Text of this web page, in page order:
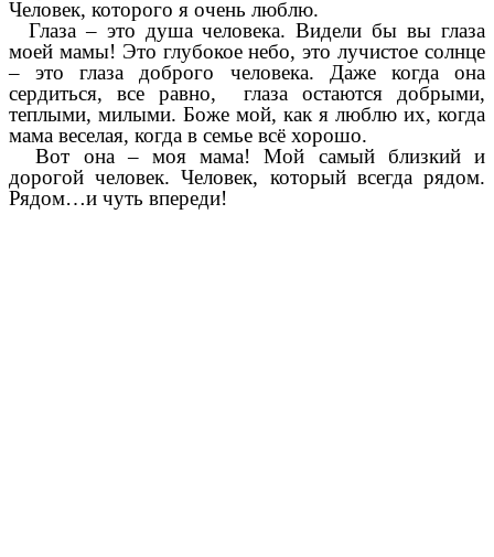
Человек, которого я очень люблю.
Глаза – это душа человека. Видели бы вы глаза
моей мамы! Это глубокое небо, это лучистое солнце
– это глаза доброго человека. Даже когда она
сердиться, все равно, глаза остаются добрыми,
теплыми, милыми. Боже мой, как я люблю их, когда
мама веселая, когда в семье всё хорошо.
Вот она – моя мама! Мой самый близкий и
дорогой человек. Человек, который всегда рядом.
Рядом…и чуть впереди!